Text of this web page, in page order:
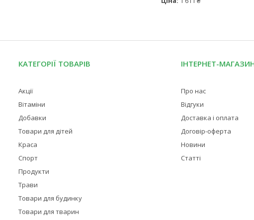
КАТЕГОРІЇ ТОВАРІВ
Акції
Вітаміни
Добавки
Товари для дітей
Краса
Спорт
Продукти
Трави
Товари для будинку
Товари для тварин
ІНТЕРНЕТ-МАГАЗИН
Про нас
Відгуки
Доставка і оплата
Договір-оферта
Новини
Статті